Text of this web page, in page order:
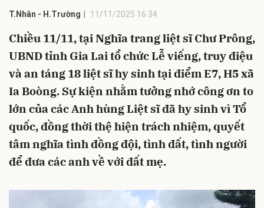
T.Nhân - H.Trường 11/11/2025 16:34
Chiều 11/11, tại Nghĩa trang liệt sĩ Chư Prông,
UBND tỉnh Gia Lai tổ chức Lễ viếng, truy điệu
và an táng 18 liệt sĩ hy sinh tại điểm E7, H5 xã
Ia Boòng. Sự kiện nhằm tưởng nhớ công ơn to
lớn của các Anh hùng Liệt sĩ đã hy sinh vì Tổ
quốc, đồng thời thệ hiện trách nhiệm, quyết
tâm nghĩa tình đồng đội, tình đất, tình người
để đưa các anh về với đất mẹ.
Hủy Gửi